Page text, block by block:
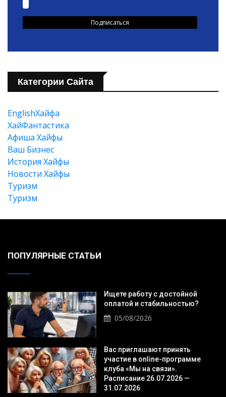
Категории Сайта
EnglishХайфа
XайФантастика
Афиша Хайфы
Ваш Бизнес
История Хайфы
Новости Хайфы
Туризм
Туризм
ПОПУЛЯРНЫЕ СТАТЬИ
Ищете работу с достойной
оплатой и стабильностью?
05/08/2026
Вас приглашают принять
участие в online-программе
клуба «Мы на связи».
Расписание 26.07.2026 —
31.07.2026